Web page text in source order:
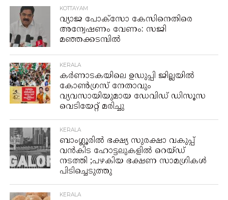
KOTTAYAM
വ്യാജ പോക്സോ കേസിനെതിരെ
അന്വേഷണം വേണം: സജി
മഞ്ഞക്കടമ്പിൽ
KERALA
കർണാടകയിലെ ഉഡുപ്പി ജില്ലയില്‍
കോണ്‍ഗ്രസ് നേതാവും
വ്യവസായിയുമായ ഡേവിഡ് ഡിസൂസ
വെടിയേറ്റ് മരിച്ചു
KERALA
ബാംഗ്ലൂരിൽ ഭക്ഷ്യ സുരക്ഷാ വകുപ്പ്
വൻകിട ഹോട്ടലുകളിൽ റെയ്‌ഡ്‌
നടത്തി ;പഴകിയ ഭക്ഷണ സാമഗ്രികൾ
പിടിച്ചെടുത്തു
KERALA